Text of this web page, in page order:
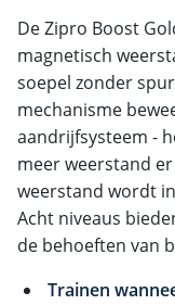
De Zipro Boost
magnetisch
soepel zonder
mechanisme
aandrijfsysteem -
meer weerstand
weerstand wordt
Acht niveaus
de behoeften van
Trainen